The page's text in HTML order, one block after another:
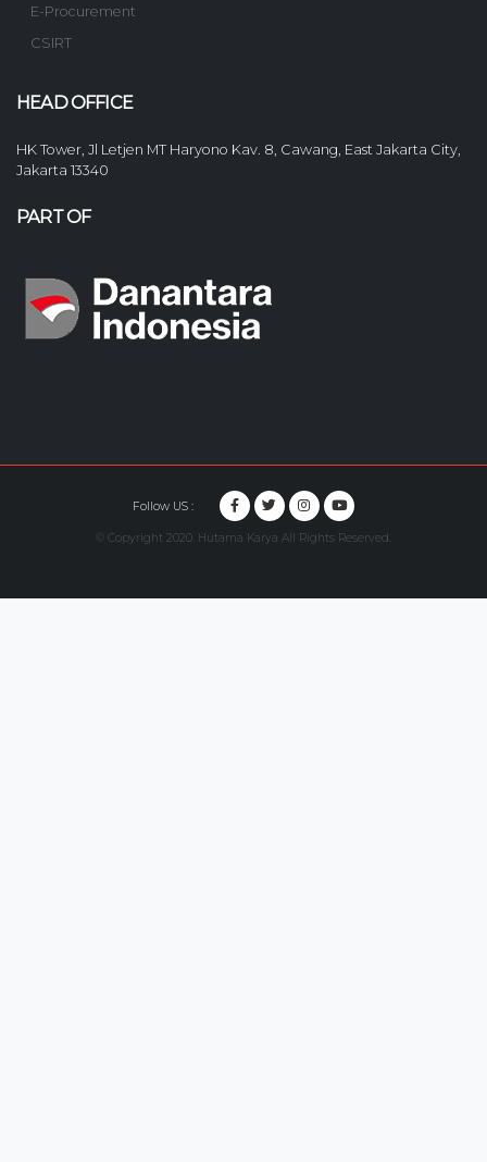
E-Procurement
CSIRT
HEAD OFFICE
HK Tower, Jl Letjen MT Haryono Kav. 8, Cawang, East Jakarta City,
Jakarta 13340
PART OF
Follow US :
© Copyright 2020. Hutama Karya All Rights Reserved.